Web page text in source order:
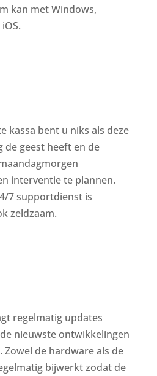
kan met Windows,
kassa bent u niks als deze
de geest heeft en de
interventie te plannen.
7 supportdienst is
zeldzaam.
regelmatig updates
nieuwste ontwikkelingen
Zowel de hardware als de
bijwerkt zodat de